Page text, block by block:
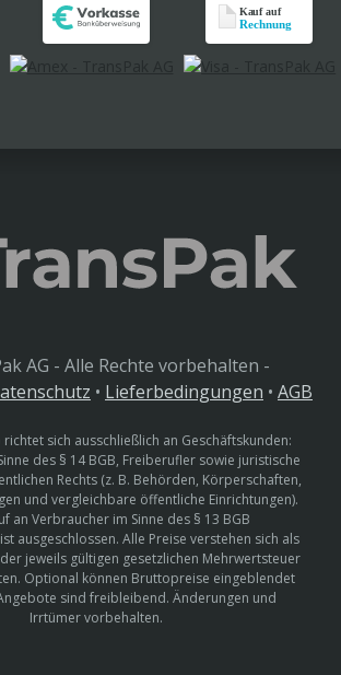
AG - Alle Rechte vorbehalten -
• Lieferbedingungen • AGB
sich ausschließlich an Geschäftskunden:
des § 14 BGB, Freiberufler sowie juristische
Rechts (z. B. Behörden, Körperschaften,
und vergleichbare öffentliche Einrichtungen).
an Verbraucher im Sinne des § 13 BGB
ausgeschlossen. Alle Preise verstehen sich als
jeweils gültigen gesetzlichen Mehrwertsteuer
Optional können Bruttopreise eingeblendet
sind freibleibend. Änderungen und
Irrtümer vorbehalten.